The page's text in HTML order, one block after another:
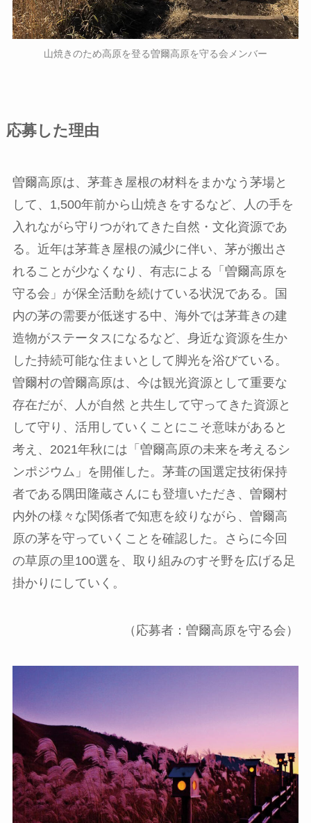
山焼きのため高原を登る曽爾高原を守る会メンバー
応募した理由
曽爾高原は、茅葺き屋根の材料をまかなう茅場と
して、1,500年前から山焼きをするなど、人の手を
入れながら守りつがれてきた自然・文化資源であ
る。近年は茅葺き屋根の減少に伴い、茅が搬出さ
れることが少なくなり、有志による「曽爾高原を
守る会」が保全活動を続けている状況である。国
内の茅の需要が低迷する中、海外では茅葺きの建
造物がステータスになるなど、身近な資源を生か
した持続可能な住まいとして脚光を浴びている。
曽爾村の曽爾高原は、今は観光資源として重要な
存在だが、人が自然 と共生して守ってきた資源と
して守り、活用していくことにこそ意味があると
考え、2021年秋には「曽爾高原の未来を考えるシ
ンポジウム」を開催した。茅葺の国選定技術保持
者である隅田隆蔵さんにも登壇いただき、曽爾村
内外の様々な関係者で知恵を絞りながら、曽爾高
原の茅を守っていくことを確認した。さらに今回
の草原の里100選を、取り組みのすそ野を広げる足
掛かりにしていく。
（応募者：曽爾高原を守る会）